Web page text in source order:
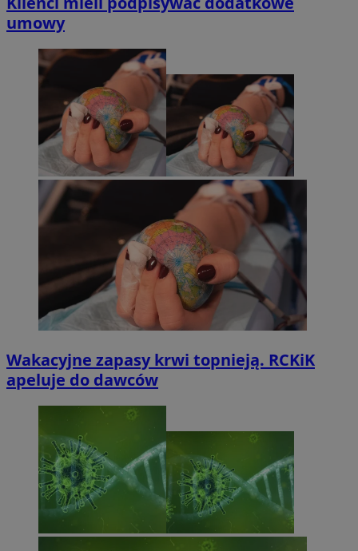
umowy
Wakacyjne zapasy krwi topnieją. RCKiK
apeluje do dawców